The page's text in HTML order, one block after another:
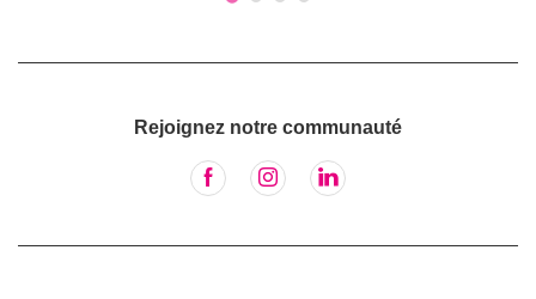
Rejoignez notre communauté